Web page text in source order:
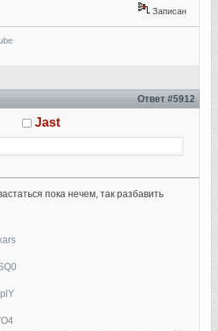
Записан
Ответ #5912
Jast
пока нечем, так разбавить